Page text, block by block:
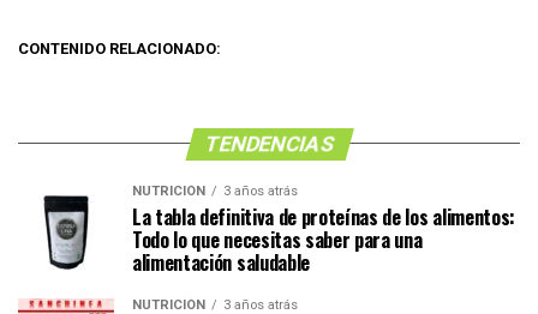
CONTENIDO RELACIONADO:
TENDENCIAS
NUTRICIÓN 3 años atrás
La tabla definitiva de proteínas de los alimentos:
Todo lo que necesitas saber para una
alimentación saludable
NUTRICIÓN 3 años atrás